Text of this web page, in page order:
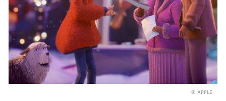
© APPLE